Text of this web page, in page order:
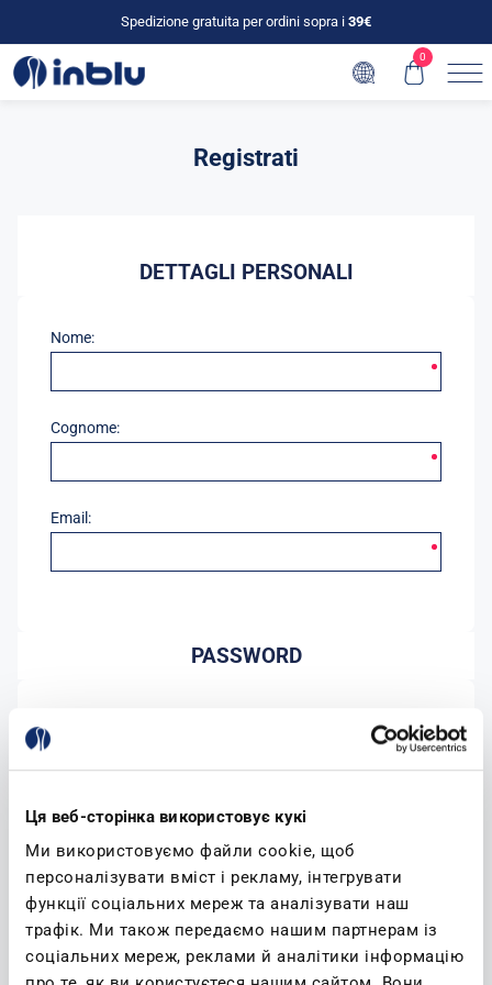
Ця веб-сторінка використовує кукі
Ми використовуємо файли cookie, щоб
персоналізувати вміст і рекламу, інтегрувати
функції соціальних мереж та аналізувати наш
трафік. Ми також передаємо нашим партнерам із
соціальних мереж, реклами й аналітики інформацію
Spedizione gratuita per ordini sopra i 39€
0
Registrati
DETTAGLI PERSONALI
Nome:
Cognome:
Email:
PASSWORD
Conferma password:
Accetto l'informativa sulla privacy